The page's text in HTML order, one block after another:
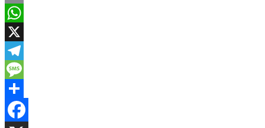
Email
WhatsApp
X
Telegram
Message
Share